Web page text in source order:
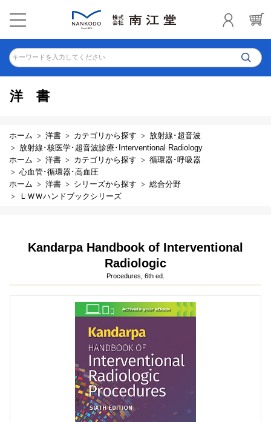
キーワードを入力してください
洋書
ホーム 洋書 カテゴリから探す
放射線･超音波
放射線･核医学･超音波診療･Interventional Radiology
ホーム
洋書 カテゴリから探す
循環器･呼吸器
心血管･循環器･高血圧
ホーム
洋書 シリーズから探す
総合分野
ＬＷＷハンドブックシリーズ
Kandarpa Handbook of Interventional
Radiologic
Procedures, 6th ed.